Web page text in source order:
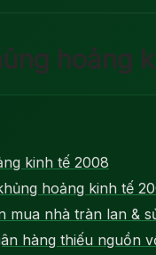
hoảng
kinh tế 2008
hoảng kinh tế
mua nhà tràn lan &
hàng thiếu nguồn